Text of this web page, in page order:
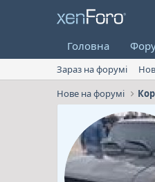
Головна
Зараз на форумі
Нове на форумі